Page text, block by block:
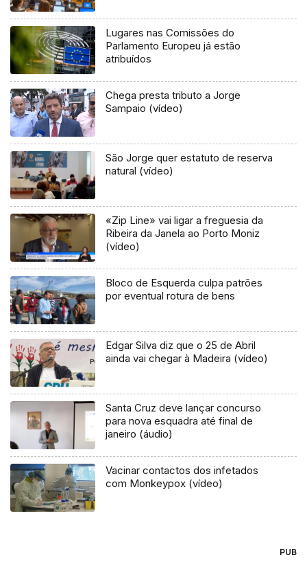
Lugares nas Comissões do
Parlamento Europeu já estão
atribuídos
Chega presta tributo a Jorge
Sampaio (vídeo)
São Jorge quer estatuto de reserva
natural (vídeo)
«Zip Line» vai ligar a freguesia da
Ribeira da Janela ao Porto Moniz
(vídeo)
Bloco de Esquerda culpa patrões
por eventual rotura de bens
Edgar Silva diz que o 25 de Abril
ainda vai chegar à Madeira (vídeo)
Santa Cruz deve lançar concurso
para nova esquadra até final de
janeiro (áudio)
Vacinar contactos dos infetados
com Monkeypox (vídeo)
PUB